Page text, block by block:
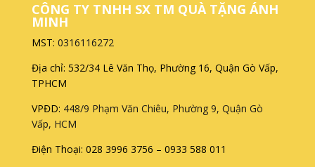
CÔNG TY TNHH SX TM QUÀ TẶNG ÁNH
MINH
MST: 0316116272
Địa chỉ: 532/34 Lê Văn Thọ, Phường 16, Quận Gò Vấp,
TPHCM
VPĐD: 448/9 Phạm Văn Chiêu, Phường 9, Quận Gò
Vấp, HCM
Điện Thoại: 028 3996 3756 – 0933 588 011